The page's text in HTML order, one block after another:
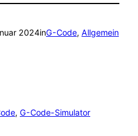
2024inG-Code, Allgemein
, G-Code-Simulator